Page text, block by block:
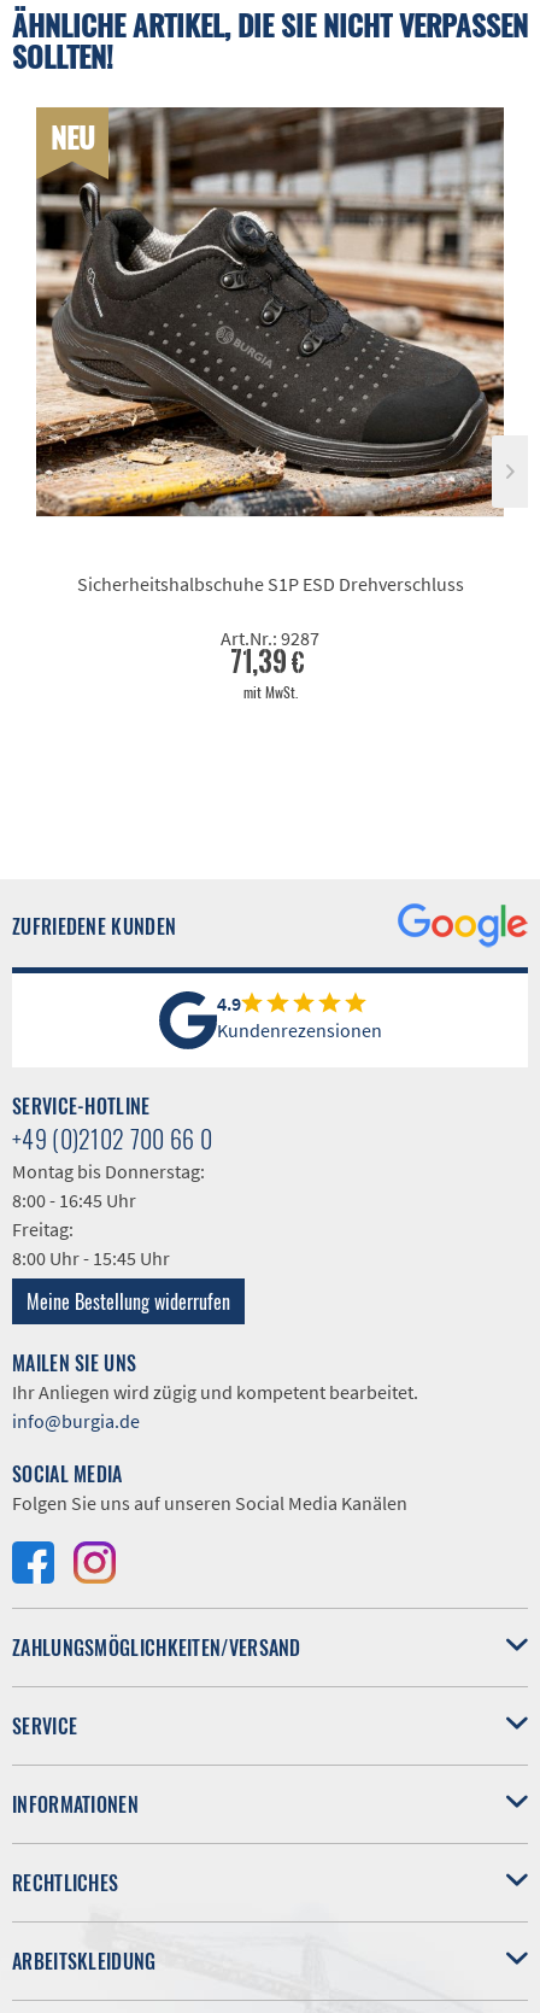
ÄHNLICHE ARTIKEL, DIE SIE NICHT VERPASSEN
SOLLTEN!
NEU
Sicherheitshalbschuhe S1P ESD Drehverschluss
Art.Nr.: 9287
71,39 €
mit MwSt.
ZUFRIEDENE KUNDEN
4.9
Kundenrezensionen
SERVICE-HOTLINE
+49 (0)2102 700 66 0
Montag bis Donnerstag:
8:00 - 16:45 Uhr
Freitag:
8:00 Uhr - 15:45 Uhr
Meine Bestellung widerrufen
MAILEN SIE UNS
Ihr Anliegen wird zügig und kompetent bearbeitet.
info@burgia.de
SOCIAL MEDIA
Folgen Sie uns auf unseren Social Media Kanälen
ZAHLUNGSMÖGLICHKEITEN/VERSAND
SERVICE
INFORMATIONEN
RECHTLICHES
ARBEITSKLEIDUNG